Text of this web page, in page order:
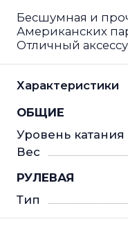
Бесшумная и
Американских
Отличный
Характеристики
ОБЩИЕ
Уровень катания
Вес
РУЛЕВАЯ
Тип